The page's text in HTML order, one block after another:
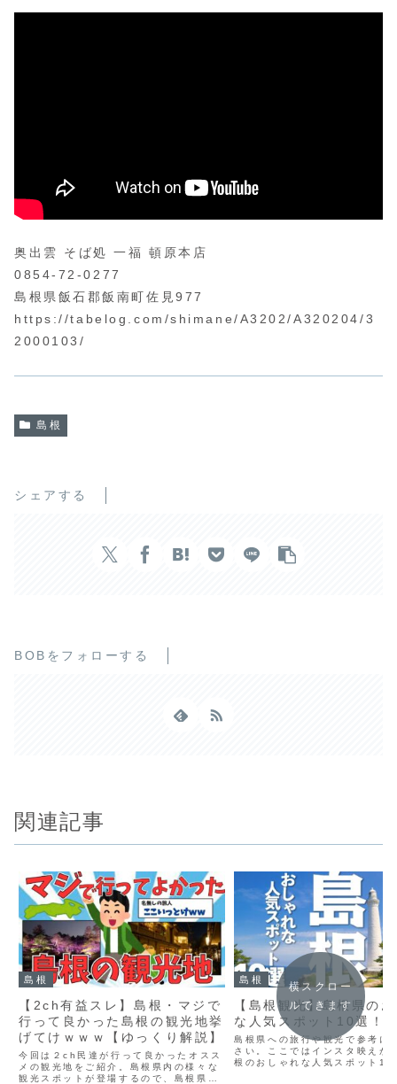
奥出雲 そば処 一福 頓原本店
0854-72-0277
島根県飯石郡飯南町佐見977
https://tabelog.com/shimane/A3202/A320204/3
2000103/
島根
シェアする
BOBをフォローする
関連記事
島根
【2ch有益スレ】島根・マジで
行って良かった島根の観光地挙
げてけｗｗｗ【ゆっくり解説】
今回は２ch民達が行って良かったオスス
メの観光地をご紹介。島根県内の様々な
観光スポットが登場するので、島根県を
島根
【島根観光】島根県の
な人気スポット10選！
島根県への旅行や観光で参考に
さい。ここではインスタ映えが
根のおしゃれな人気スポット10
横スクロー
ルできます